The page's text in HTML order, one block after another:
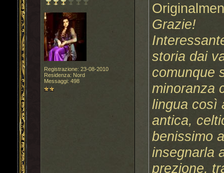
Registrazione: 23-08-2010
Residenza: Nord
Messaggi: 498
Grazie!
storia dai
comunque
minoranza
lingua così
antica,
benissimo
insegnarla
prezione,